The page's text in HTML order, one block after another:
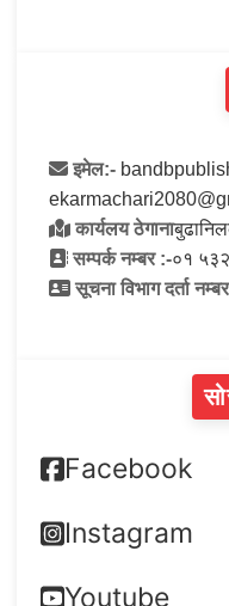
इमेल:-
कार्यलय ठेगाना
सम्पर्क नम्बर :-०१
सूचना विभाग दर्ता
Facebook
Instagram
Youtube